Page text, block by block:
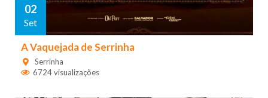
02
Set
A Vaquejada de Serrinha
Serrinha
6724 visualizações